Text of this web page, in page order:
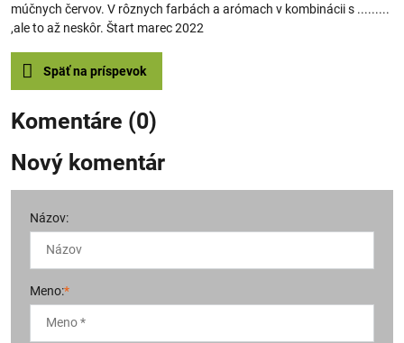
múčnych červov. V rôznych farbách a arómach v kombinácii s .........
,ale to až neskôr. Štart marec 2022
Späť na príspevok
Komentáre (0)
Nový komentár
Názov:
Meno:*